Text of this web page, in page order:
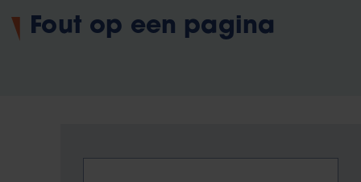
Fout op een pagina